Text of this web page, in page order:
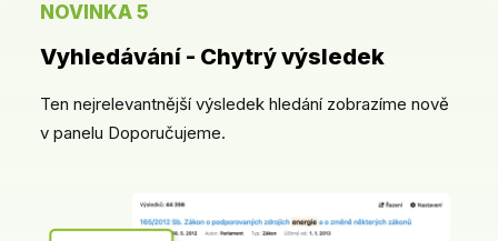
NOVINKA 5
Vyhledávání - Chytrý výsledek
Ten nejrelevantnější výsledek hledání zobrazíme nově
v panelu Doporučujeme.